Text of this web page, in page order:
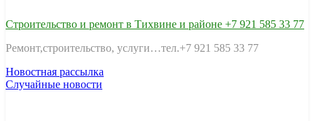
Строительство и ремонт в Тихвине и районе +7 921 585 33 77
Ремонт,строительство, услуги…тел.+7 921 585 33 77
Новостная рассылка
Случайные новости